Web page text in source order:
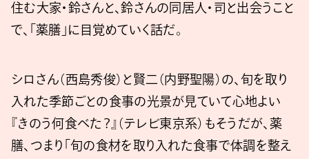
住む大家・鈴さんと、鈴さんの同居人・司と出会うこと
で、「薬膳」に目覚めていく話だ。
シロさん（西島秀俊）と賢二（内野聖陽）の、旬を取り
入れた季節ごとの食事の光景が見ていて心地よい
『きのう何食べた？』（テレビ東京系）もそうだが、薬
膳、つまり「旬の食材を取り入れた食事で体調を整え